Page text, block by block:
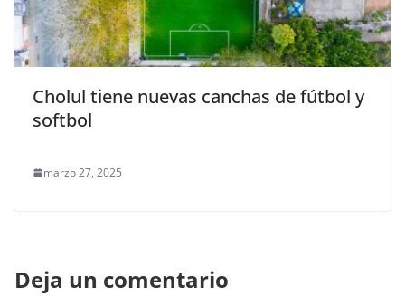
Cholul tiene nuevas canchas de fútbol y
softbol
marzo 27, 2025
Deja un comentario